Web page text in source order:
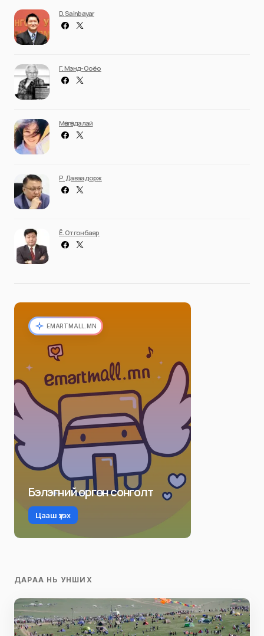
D. Sainbayar
Г. Мэнд-Ооёо
Мөнгөндалай
Р. Даваадорж
Ё. Отгонбаяр
EMARTMALL.MN
Бэлэгний өргөн сонголт
Цааш үзэх
ДАРАА НЬ УНШИХ